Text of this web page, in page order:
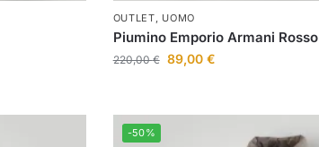
OUTLET UOMO
Piumino Emporio Armani Rosso
220,00€ 89,00 €
-50%